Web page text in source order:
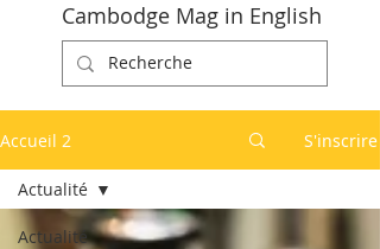
Cambodge Mag in English
Accueil 2 S'inscrire
Actualité
Actualité